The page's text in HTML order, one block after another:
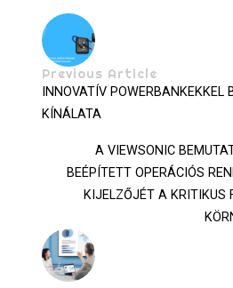
Previous Article
INNOVATÍV POWERBANKEKKEL
KÍNÁLATA
A VIEWSONIC
BEÉPÍTETT OPERÁCIÓS
KIJELZŐJÉT A KRITIKUS